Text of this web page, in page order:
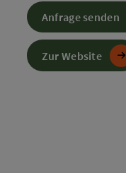
Anfrage senden
Zur Website